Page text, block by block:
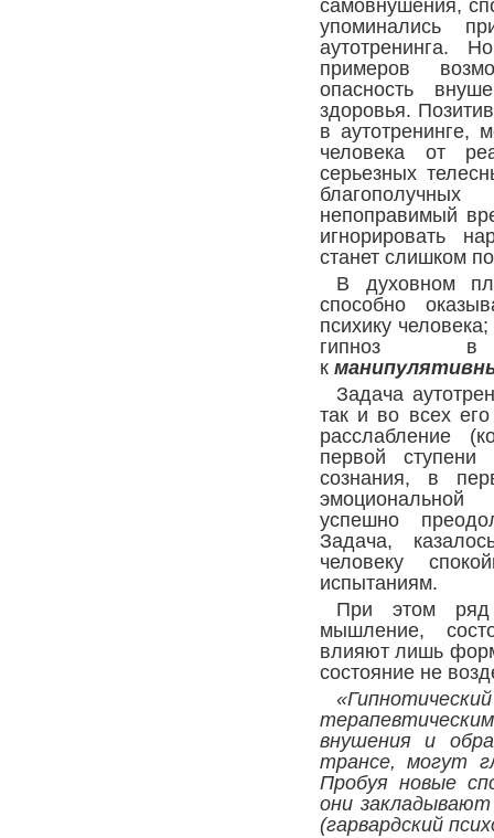
самовнушения,
упоминались
аутотренинга.
примеров
опасность
здоровья.
в аутотренинге,
человека от
серьезных
непоправимый
игнорировать
станет слишком
В духовном
способно
психику
гипноз в
к
Задача
так и во всех
расслабление
первой
сознания, в
успешно
Задача,
человеку
испытаниям.
При этом ряд
мышление,
влияют лишь
состояние не
внушения и
трансе, могут
Пробуя новые
они закладывают
(гарвардский